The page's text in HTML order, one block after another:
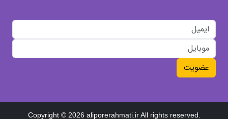
عضویت
Copyright © 2026 aliporerahmati.ir All rights reserved.